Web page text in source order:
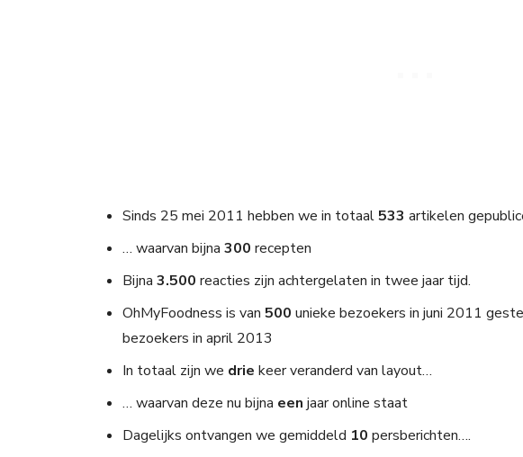
Sinds 25 mei 2011 hebben we in totaal533 artikelen
… waarvan bijna 300 recepten
Bijna 3.500 reacties zijn achtergelaten in twee jaar tijd.
OhMyFoodness is van 500 unieke bezoekers in juni 2011
bezoekers in april 2013
In totaal zijn we drie keer veranderd van layout…
… waarvan deze nu bijna een jaar online staat
Dagelijks ontvangen we gemiddeld 10 persberichten….